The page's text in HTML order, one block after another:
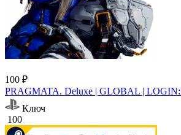
100 ₽
PRAGMATA. Deluxe | GLOBAL |
Ключ
100